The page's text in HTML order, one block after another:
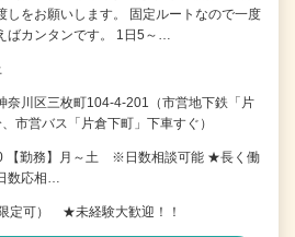
しをお願いします。 固定ルートなので一度
ばカンタンです。 1日5～…
奈川区三枚町104-4-201（市営地下鉄「片
市営バス「片倉下町」下車すぐ）
【勤務】月～土 ※日数相談可能 ★長く働
数応相…
定可） ★未経験大歓迎！！